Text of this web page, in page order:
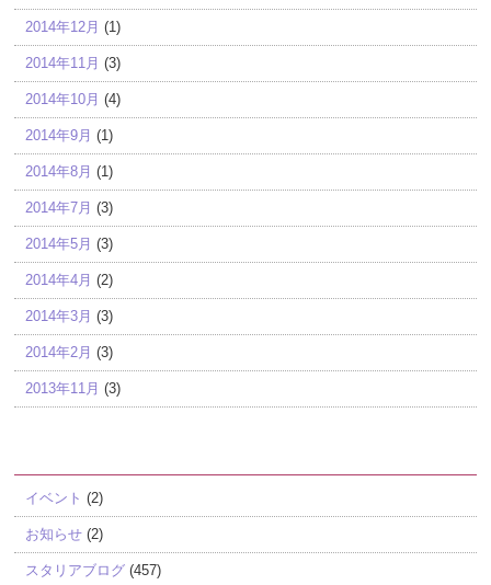
2014年12月 (1)
2014年11月 (3)
2014年10月 (4)
2014年9月 (1)
2014年8月 (1)
2014年7月 (3)
2014年5月 (3)
2014年4月 (2)
2014年3月 (3)
2014年2月 (3)
2013年11月 (3)
イベント (2)
お知らせ (2)
スタリアブログ (457)